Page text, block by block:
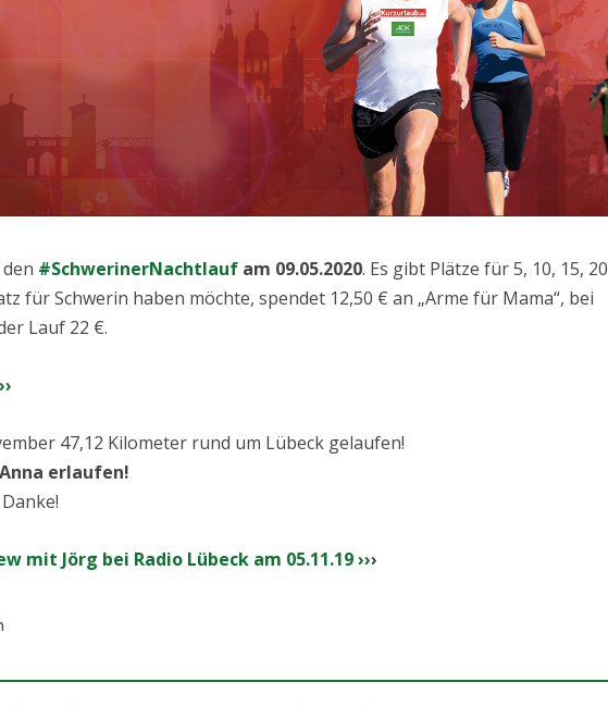
#SchwerinerNachtlauf am 09.05.2020. Es gibt Plätze für 5, 10, 15, 20
für Schwerin haben möchte, spendet 12,50 € an „Arme für Mama“, bei
Lauf 22 €.
47,12 Kilometer rund um Lübeck gelaufen!
erlaufen!
mit Jörg bei Radio Lübeck am 05.11.19 ›››